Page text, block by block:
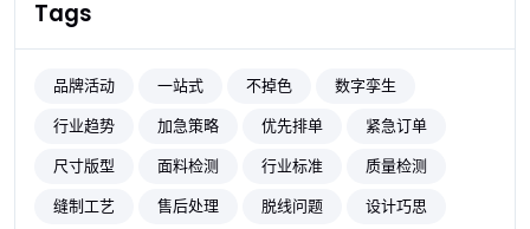
Tags
品牌活动 一站式 不掉色
数字孪生
行业趋势
加急策略 优先排单
紧急订单
尺寸版型
面料检测 行业标准
质量检测
缝制工艺
售后处理 脱线问题
设计巧思